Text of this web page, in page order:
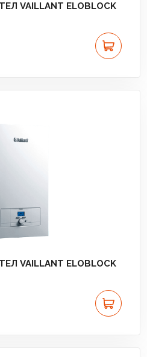
VAILLANT ELOBLOCK
VAILLANT ELOBLOCK